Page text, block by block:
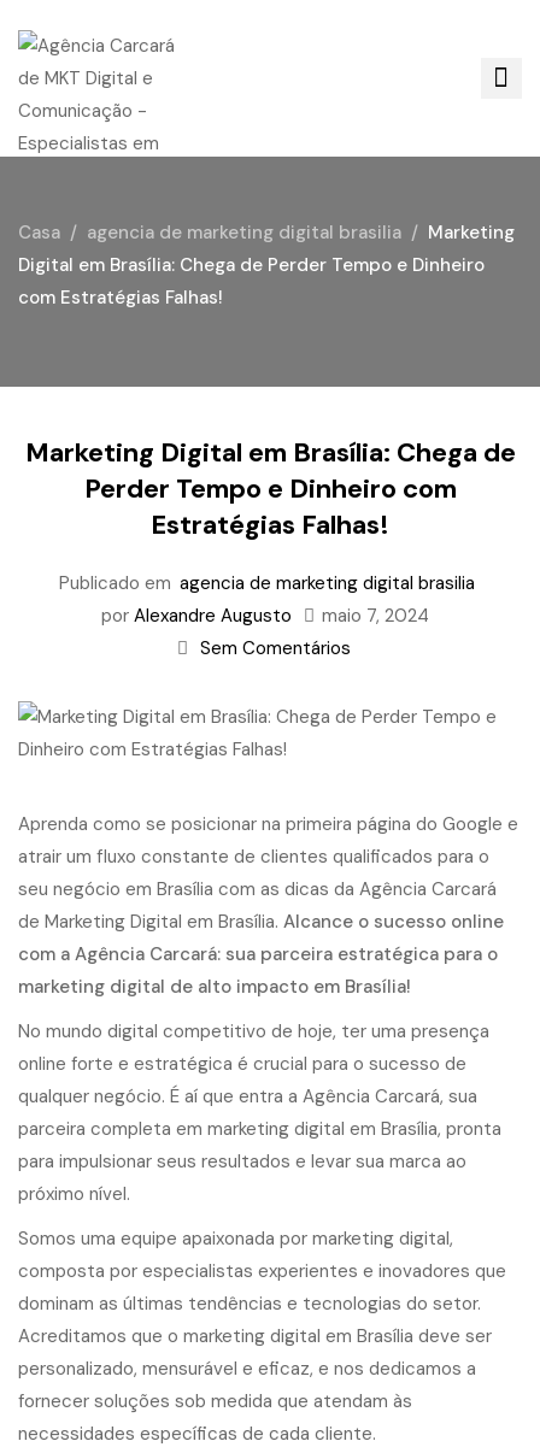
Casa agencia de marketing digital brasilia
Marketing
Digital em Brasília: Chega de Perder Tempo e Dinheiro
com Estratégias Falhas!
Marketing Digital em Brasília: Chega de
Perder Tempo e Dinheiro com
Estratégias Falhas!
Publicado em agencia de marketing digital brasilia
por Alexandre Augusto
maio 7, 2024
Sem Comentários
Aprenda como se posicionar na primeira página do Google e
atrair um fluxo constante de clientes qualificados para o
seu negócio em Brasília com as dicas da Agência Carcará
de Marketing Digital em Brasília. Alcance o sucesso online
com a Agência Carcará: sua parceira estratégica para o
marketing digital de alto impacto em Brasília!
No mundo digital competitivo de hoje, ter uma presença
online forte e estratégica é crucial para o sucesso de
qualquer negócio. É aí que entra a Agência Carcará, sua
parceira completa em marketing digital em Brasília, pronta
para impulsionar seus resultados e levar sua marca ao
próximo nível.
Somos uma equipe apaixonada por marketing digital,
composta por especialistas experientes e inovadores que
dominam as últimas tendências e tecnologias do setor.
Acreditamos que o marketing digital em Brasília deve ser
personalizado, mensurável e eficaz, e nos dedicamos a
fornecer soluções sob medida que atendam às
necessidades específicas de cada cliente.